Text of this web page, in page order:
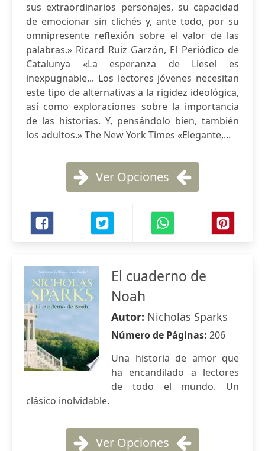
sus extraordinarios personajes, su capacidad
de emocionar sin clichés y, ante todo, por su
omnipresente reflexión sobre el valor de las
palabras.» Ricard Ruiz Garzón, El Periódico de
Catalunya «La esperanza de Liesel es
inexpugnable... Los lectores jóvenes necesitan
este tipo de alternativas a la rigidez ideológica,
así como exploraciones sobre la importancia
de las historias. Y, pensándolo bien, también
los adultos.» The New York Times «Elegante,...
Ver Opciones
El cuaderno de
Noah
Autor: Nicholas Sparks
Número de Páginas: 206
Una historia de amor que
ha encandilado a lectores
de todo el mundo. Un
clásico inolvidable.
Ver Opciones